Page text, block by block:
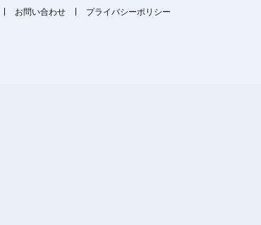
お問い合わせ プライバシーポリシー